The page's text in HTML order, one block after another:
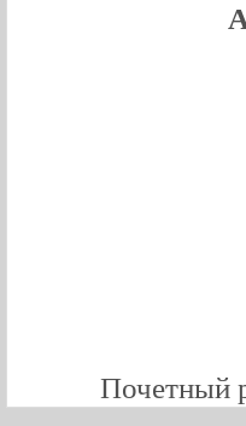
Почетный